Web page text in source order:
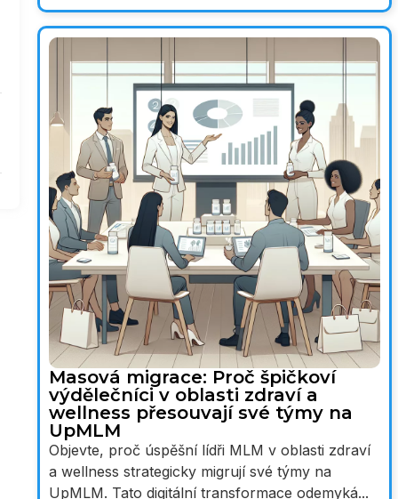
Masová migrace: Proč špičkoví
výdělečníci v oblasti zdraví a
wellness přesouvají své týmy na
UpMLM
Objevte, proč úspěšní lídři MLM v oblasti zdraví
a wellness strategicky migrují své týmy na
UpMLM. Tato digitální transformace odemyká...